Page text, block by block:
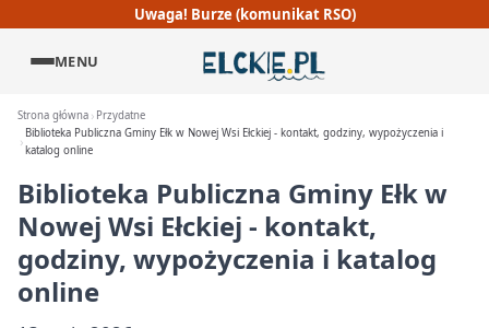
Uwaga! Burze (komunikat RSO)
MENU
Strona główna
Przydatne
Biblioteka Publiczna Gminy Ełk w Nowej Wsi Ełckiej - kontakt, godziny, wypożyczenia i
katalog online
Biblioteka Publiczna Gminy Ełk w
Nowej Wsi Ełckiej - kontakt,
godziny, wypożyczenia i katalog
online